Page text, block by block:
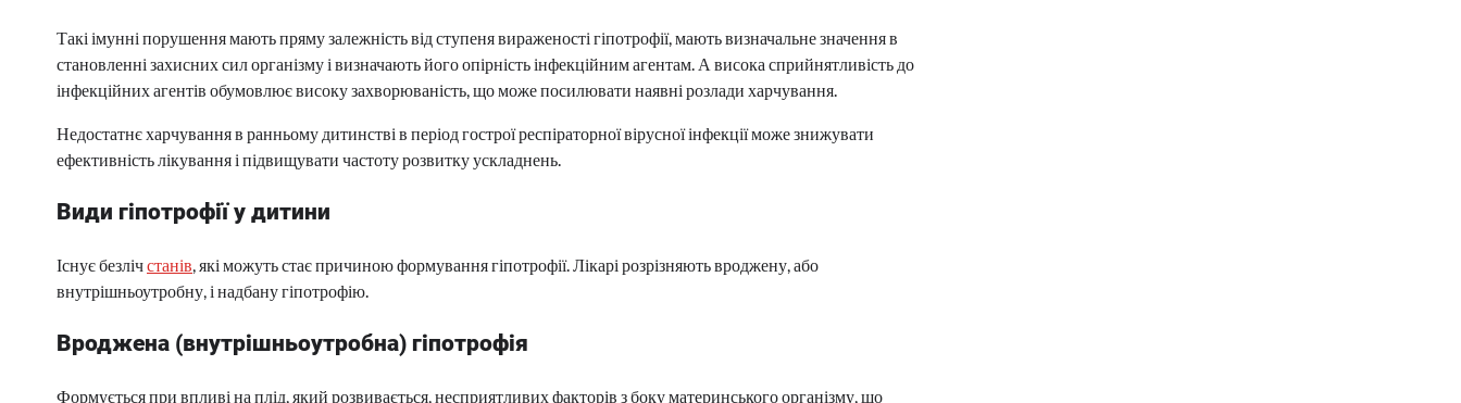
Такі імунні порушення мають пряму залежність від ступеня вираженості гіпотрофії, мають визначальне значення в
становленні захисних сил організму і визначають його опірність інфекційним агентам. А висока сприйнятливість до
інфекційних агентів обумовлює високу захворюваність, що може посилювати наявні розлади харчування.
Недостатнє харчування в ранньому дитинстві в період гострої респіраторної вірусної інфекції може знижувати
ефективність лікування і підвищувати частоту розвитку ускладнень.
Види гіпотрофії у дитини
Існує безлічстанів, які можуть стає причиною формування гіпотрофії. Лікарі розрізняють вроджену, або
внутрішньоутробну, і надбану гіпотрофію.
Вроджена (внутрішньоутробна) гіпотрофія
Формується при впливі на плід, який розвивається, несприятливих факторів з боку материнського організму, що